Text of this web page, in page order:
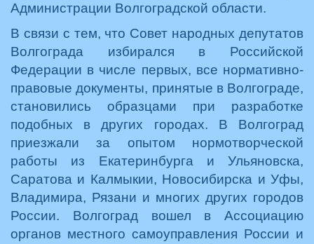
Администрации Волгоградской области.
В связи с тем, что Совет народных депутатов
Волгограда избирался в Российской
Федерации в числе первых, все нормативно-
правовые документы, принятые в Волгограде,
становились образцами при разработке
подобных в других городах. В Волгоград
приезжали за опытом нормотворческой
работы из Екатеринбурга и Ульяновска,
Саратова и Калмыкии, Новосибирска и Уфы,
Владимира, Рязани и многих других городов
России. Волгоград вошел в Ассоциацию
органов местного самоуправления России и